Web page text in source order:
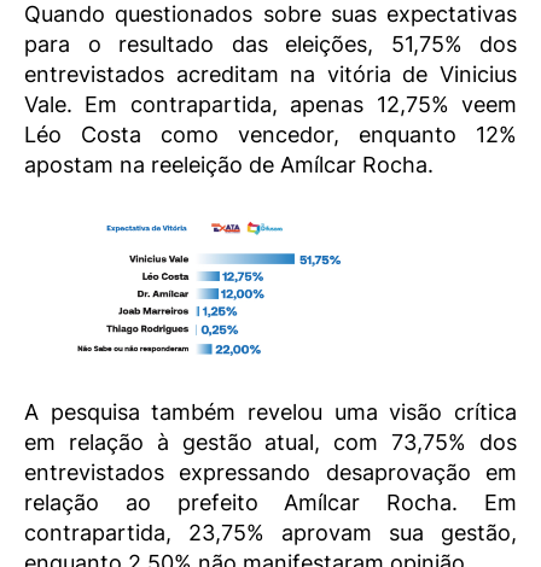
Quando questionados sobre suas expectativas
para o resultado das eleições, 51,75% dos
entrevistados acreditam na vitória de Vinicius
Vale. Em contrapartida, apenas 12,75% veem
Léo Costa como vencedor, enquanto 12%
apostam na reeleição de Amílcar Rocha.
A pesquisa também revelou uma visão crítica
em relação à gestão atual, com 73,75% dos
entrevistados expressando desaprovação em
relação ao prefeito Amílcar Rocha. Em
contrapartida, 23,75% aprovam sua gestão,